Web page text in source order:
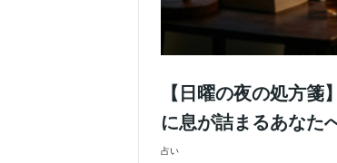
【日曜の夜の処方
に息が詰まるあなた
占い